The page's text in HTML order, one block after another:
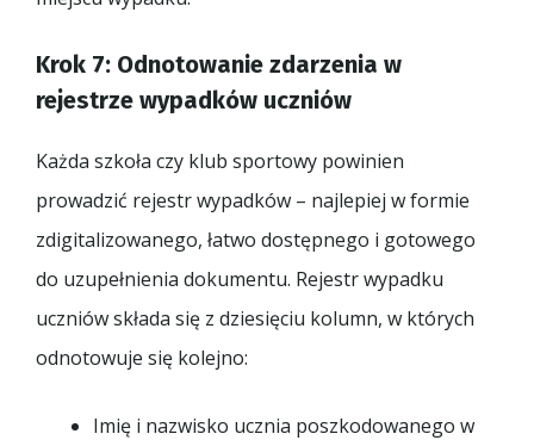
Krok 7: Odnotowanie zdarzenia w
rejestrze wypadków uczniów
Każda szkoła czy klub sportowy powinien
prowadzić rejestr wypadków – najlepiej w formie
zdigitalizowanego, łatwo dostępnego i gotowego
do uzupełnienia dokumentu. Rejestr wypadku
uczniów składa się z dziesięciu kolumn, w których
odnotowuje się kolejno:
Imię i nazwisko ucznia poszkodowanego w